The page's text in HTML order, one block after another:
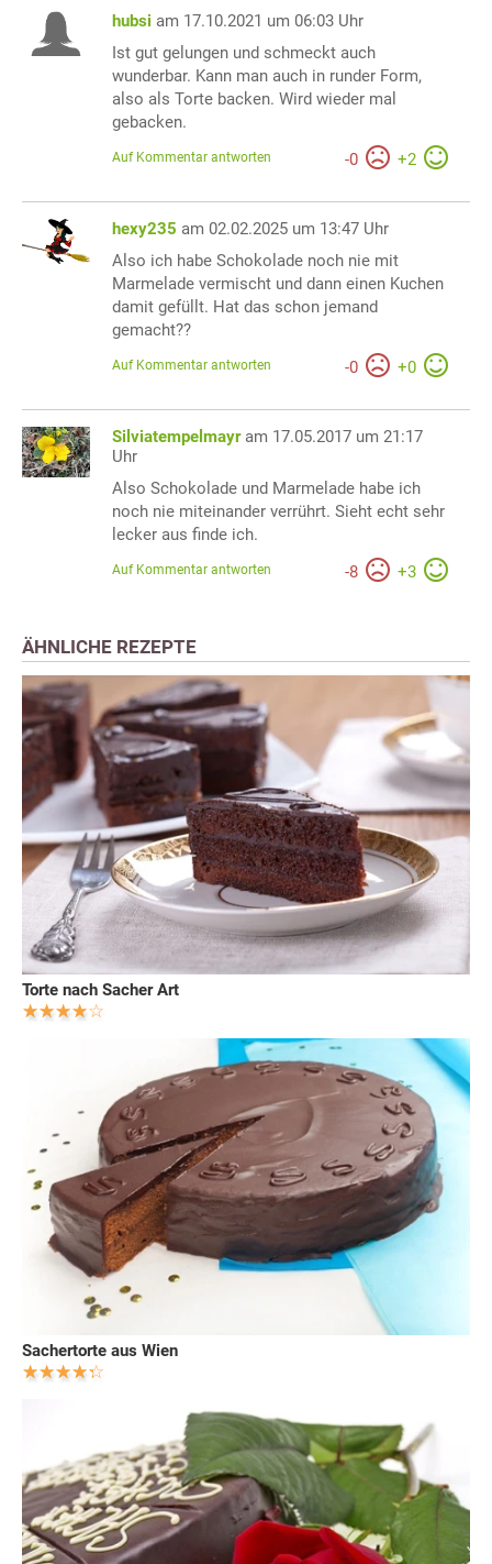
hubsi am 17.10.2021 um 06:03 Uhr
Ist gut gelungen und schmeckt auch
wunderbar. Kann man auch in runder Form,
also als Torte backen. Wird wieder mal
gebacken.
-0 +2
Auf Kommentar antworten
hexy235 am 02.02.2025 um 13:47 Uhr
Also ich habe Schokolade noch nie mit
Marmelade vermischt und dann einen Kuchen
damit gefüllt. Hat das schon jemand
gemacht??
-0 +0
Auf Kommentar antworten
Silviatempelmayr am 17.05.2017 um 21:17
Uhr
Also Schokolade und Marmelade habe ich
noch nie miteinander verrührt. Sieht echt sehr
lecker aus finde ich.
-8 +3
Auf Kommentar antworten
ÄHNLICHE REZEPTE
Torte nach Sacher Art
Sachertorte aus Wien